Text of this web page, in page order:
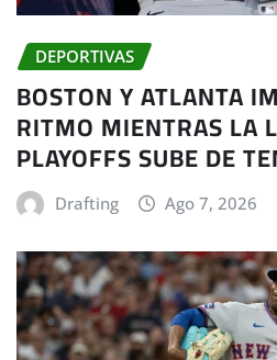
DEPORTIVAS
BOSTON Y ATLANTA
RITMO MIENTRAS LA
PLAYOFFS SUBE DE
Drafting Ago 7, 2026